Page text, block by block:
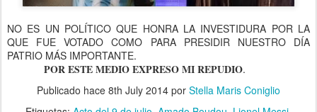
NO ES UN POLÍTICO QUE HONRA LA INVESTIDURA POR LA
QUE FUE VOTADO COMO PARA PRESIDIR NUESTRO DÍA
PATRIO MÁS IMPORTANTE.
POR ESTE MEDIO EXPRESO MI REPUDIO.
Publicado hace 8th July 2014 por Stella Maris Coniglio